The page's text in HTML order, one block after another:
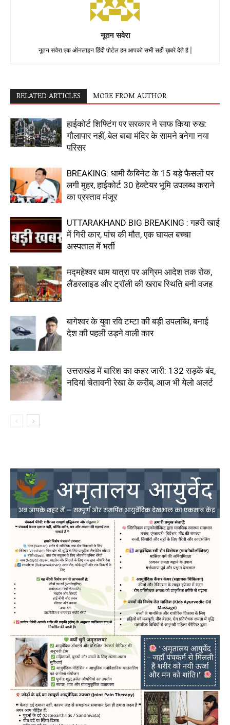
नूतन सवेरा
नूतन सवेरा एक ऑनलाइन हिंदी पोर्टल हम आपको सभी सही ख़बरे देते है |
RELATED ARTICLES MORE FROM AUTHOR
हाईकोर्ट शिफ्टिंग पर सरकार ने साफ किया रुख:
गौलापार नहीं, बेल बाबा मंदिर के सामने बनेगा नया
परिसर
BREAKING: धामी कैबिनेट के 15 बड़े फैसलों पर
लगी मुहर, हाईकोर्ट 30 हेक्टेयर भूमि उपलब्ध कराने
का प्रस्ताव मंजूर
UTTARAKHAND BIG BREAKING : गहरी खाई
में गिरी कार, पांच की मौत, एक घायल बच्चा
अस्पताल में भर्ती
मद्महेश्वर धाम यात्रा पर अग्रिम आदेश तक रोक,
लैंडस्लाइड और ट्रॉली की खराब स्थिति बनी वजह
बागेश्वर के युवा रवि टम्टा की बड़ी उपलब्धि, बनाई
देश की पहली उड़ने वाली कार
उत्तराखंड में बारिश का कहर जारी: 132 सड़कें बंद,
नदियां चेतावनी रेखा के करीब, आज भी येलो अलर्ट